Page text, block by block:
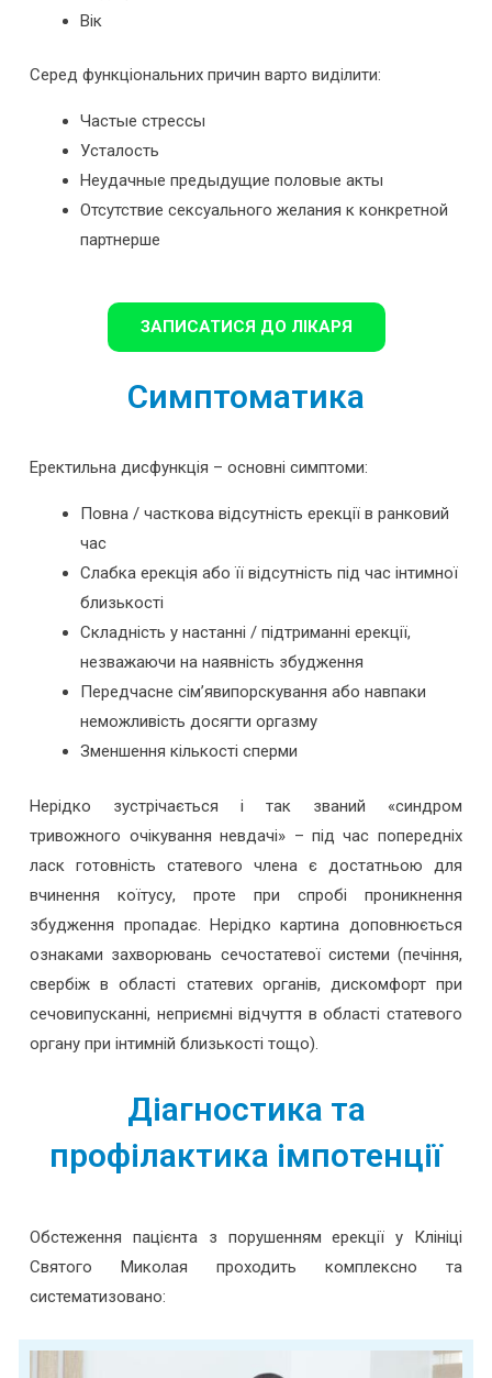
Вік
Серед функціональних причин варто виділити:
Частые стрессы
Усталость
Неудачные предыдущие половые акты
Отсутствие сексуального желания к конкретной
партнерше
ЗАПИСАТИСЯ ДО ЛІКАРЯ
Симптоматика
Еректильна дисфункція – основні симптоми:
Повна / часткова відсутність ерекції в ранковий
час
Слабка ерекція або її відсутність під час інтимної
близькості
Складність у настанні / підтриманні ерекції,
незважаючи на наявність збудження
Передчасне сім’явипорскування або навпаки
неможливість досягти оргазму
Зменшення кількості сперми
Нерідко зустрічається і так званий «синдром
тривожного очікування невдачі» – під час попередніх
ласк готовність статевого члена є достатньою для
вчинення коїтусу, проте при спробі проникнення
збудження пропадає. Нерідко картина доповнюється
ознаками захворювань сечостатевої системи (печіння,
свербіж в області статевих органів, дискомфорт при
сечовипусканні, неприємні відчуття в області статевого
органу при інтимній близькості тощо).
Діагностика та
профілактика імпотенції
Обстеження пацієнта з порушенням ерекції у Клініці
Святого Миколая проходить комплексно та
систематизовано: